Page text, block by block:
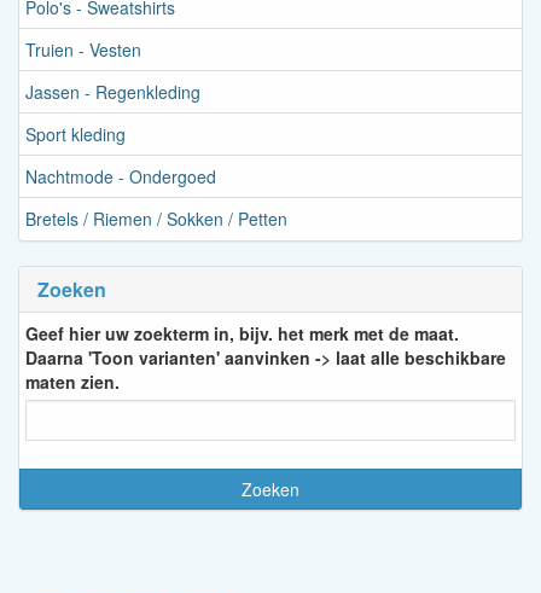
Polo's - Sweatshirts
Truien - Vesten
Jassen - Regenkleding
Sport kleding
Nachtmode - Ondergoed
Bretels / Riemen / Sokken / Petten
Zoeken
Geef hier uw zoekterm in, bijv. het merk met de maat.
Daarna 'Toon varianten' aanvinken -> laat alle beschikbare
maten zien.